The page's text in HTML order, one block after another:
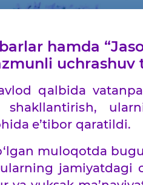
hamda
qalbida
shakllantirish,
e’tibor qaratildi.
muloqotda
jamiyatdagi